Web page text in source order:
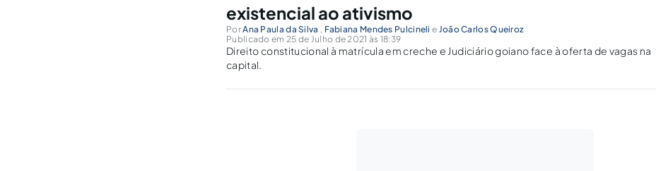
existencial ao ativismo
PorAna Paula da Silva , Fabiana Mendes Pulcineli e João Carlos Queiroz
Publicado em 25 de Julho de 2021 às 18:39
Direito constitucional à matrícula em creche e Judiciário goiano face à oferta de vagas na
capital.